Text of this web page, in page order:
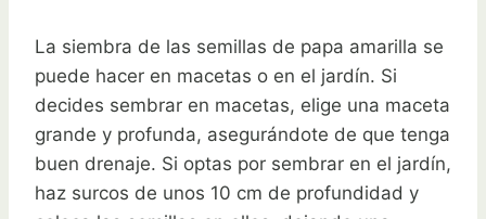
La siembra de las semillas de papa amarilla se
puede hacer en macetas o en el jardín. Si
decides sembrar en macetas, elige una maceta
grande y profunda, asegurándote de que tenga
buen drenaje. Si optas por sembrar en el jardín,
haz surcos de unos 10 cm de profundidad y